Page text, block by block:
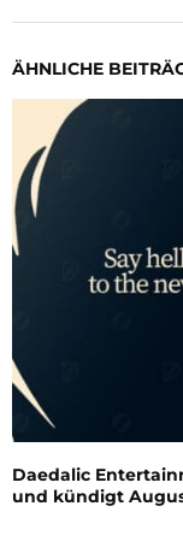
ÄHNLICHE
Daedalic
und kündigt